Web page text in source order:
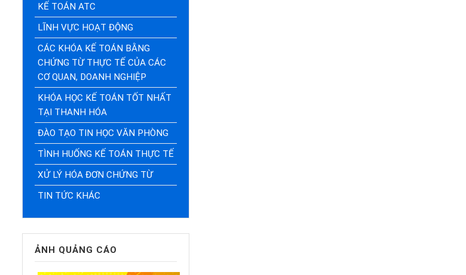
KẾ TOÁN ATC
LĨNH VỰC HOẠT ĐỘNG
CÁC KHÓA KẾ TOÁN BẰNG
CHỨNG TỪ THỰC TẾ CỦA CÁC
CƠ QUAN, DOANH NGHIỆP
KHÓA HỌC KẾ TOÁN TỐT NHẤT
TẠI THANH HÓA
ĐÀO TẠO TIN HỌC VĂN PHÒNG
TÌNH HUỐNG KẾ TOÁN THỰC TẾ
XỬ LÝ HÓA ĐƠN CHỨNG TỪ
TIN TỨC KHÁC
ẢNH QUẢNG CÁO